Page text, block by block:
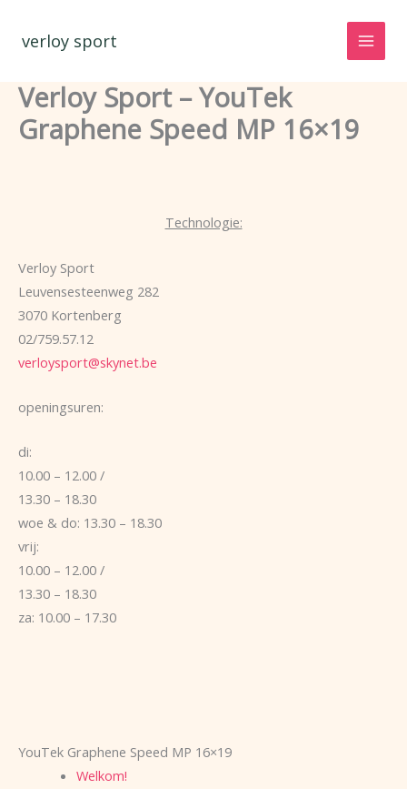
naar
inhoud
verloy sport
Verloy Sport – YouTek
Graphene Speed MP 16×19
Technologie:
Verloy Sport
Leuvensesteenweg 282
3070 Kortenberg
02/759.57.12
verloysport@skynet.be
openingsuren:
di:
10.00 – 12.00 /
13.30 – 18.30
woe & do: 13.30 – 18.30
vrij:
10.00 – 12.00 /
13.30 – 18.30
za: 10.00 – 17.30
YouTek Graphene Speed MP 16×19
Welkom!